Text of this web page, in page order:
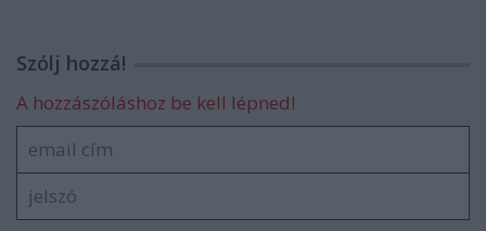
Szólj hozzá!
A hozzászóláshoz be kell lépned!